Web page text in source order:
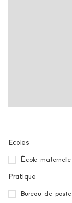
Ecoles
École maternelle
Pratique
Bureau de poste